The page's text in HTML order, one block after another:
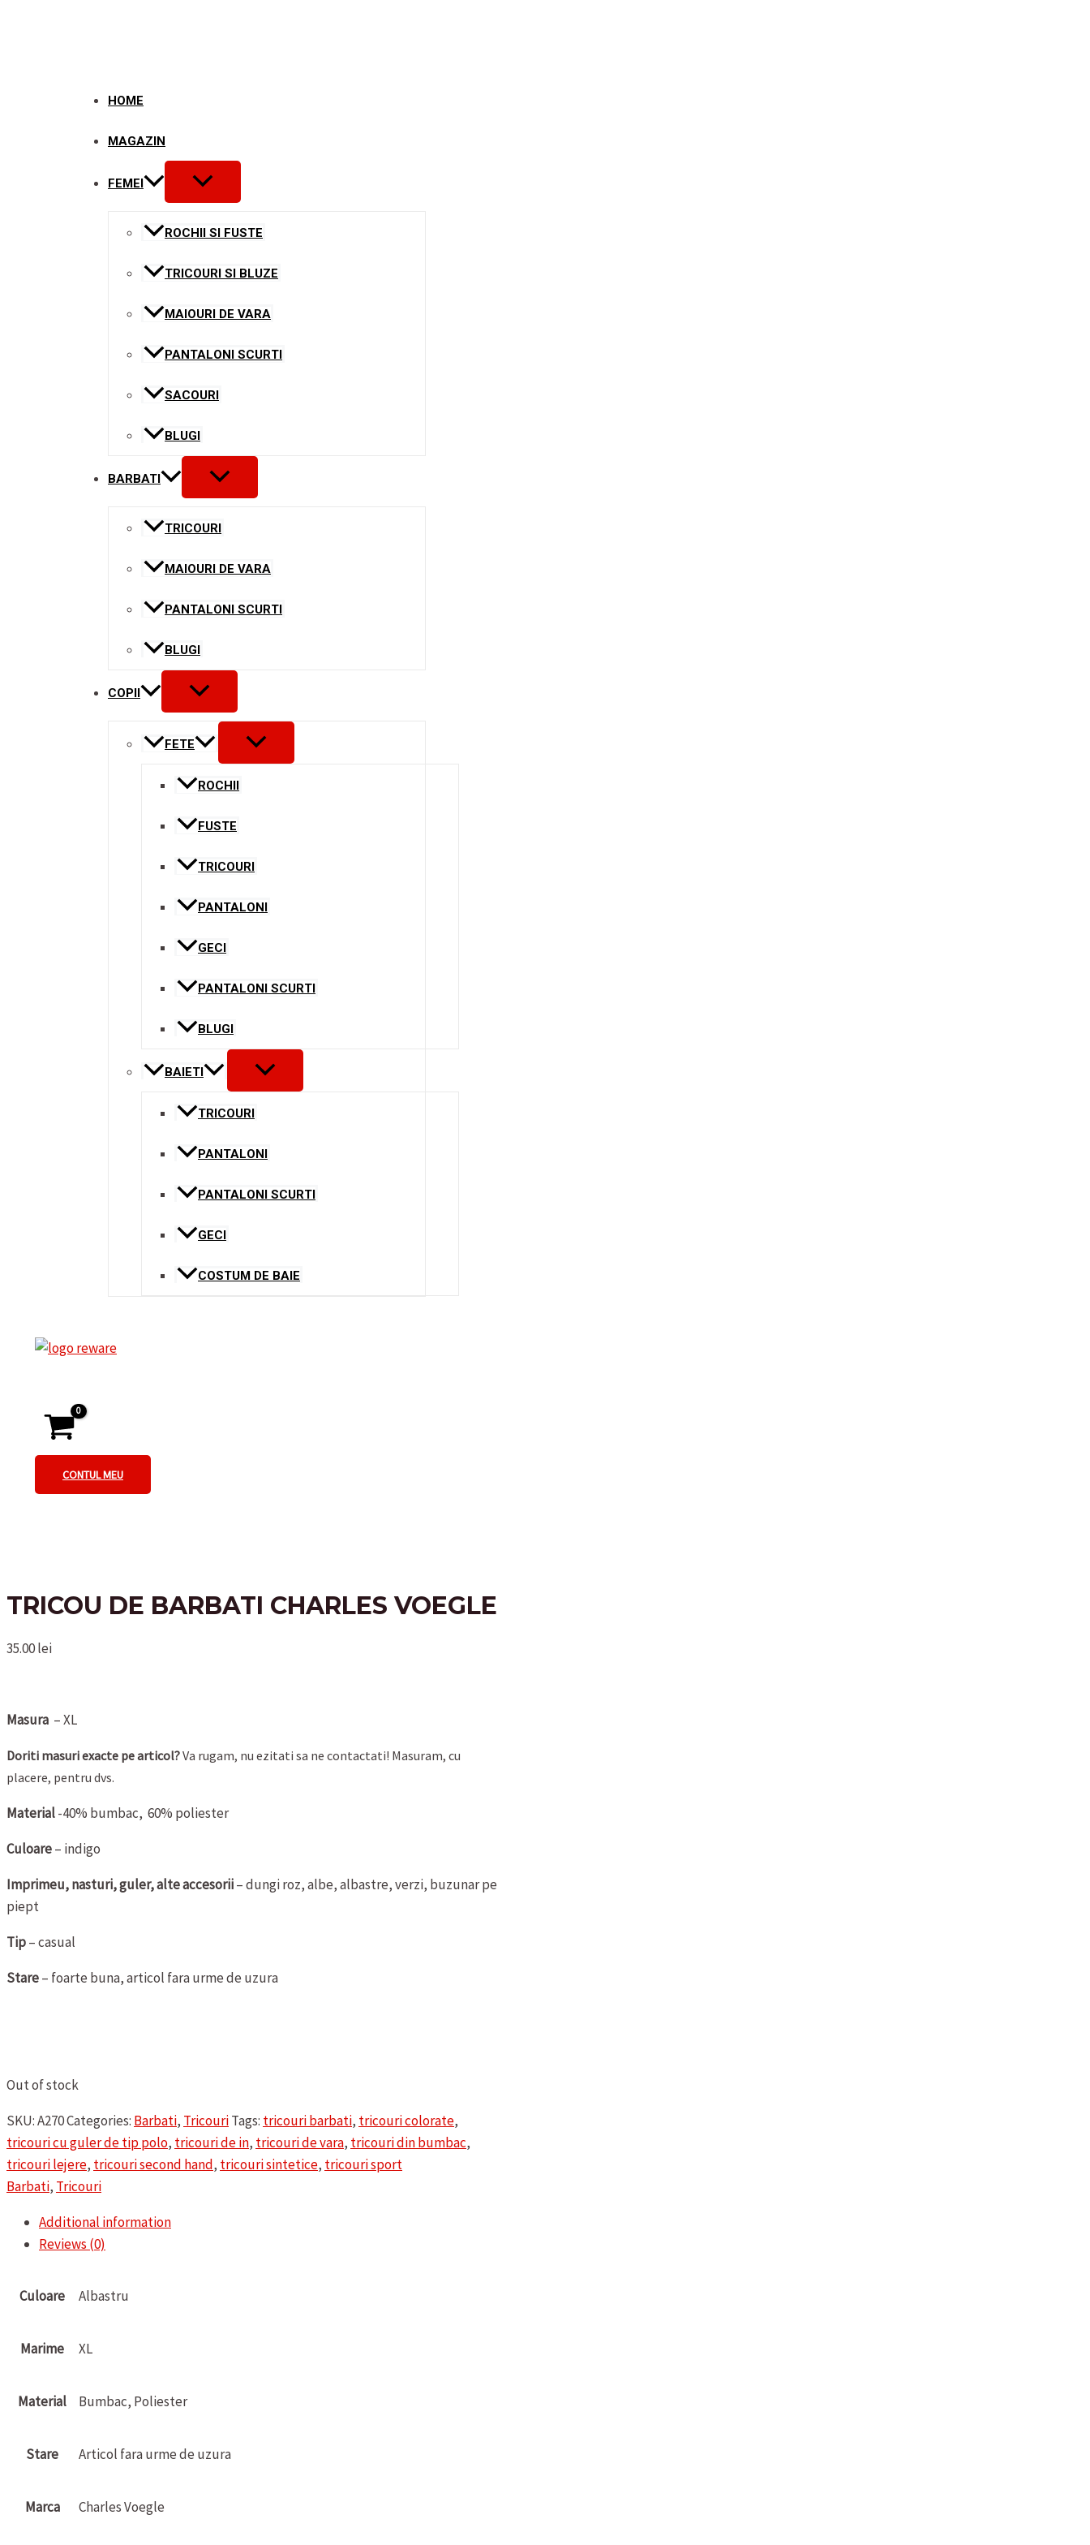
HOME
MAGAZIN
FEMEI
MENU
TOGGLE
ROCHII SI FUSTE
TRICOURI SI BLUZE
MAIOURI DE VARA
PANTALONI SCURTI
SACOURI
BLUGI
BARBATI
MENU
TOGGLE
TRICOURI
MAIOURI DE VARA
PANTALONI SCURTI
BLUGI
COPII
MENU
TOGGLE
FETE
MENU
TOGGLE
ROCHII
FUSTE
TRICOURI
PANTALONI
GECI
PANTALONI SCURTI
BLUGI
BAIETI
MENU
TOGGLE
TRICOURI
PANTALONI
PANTALONI SCURTI
GECI
COSTUM DE BAIE
CONTUL MEU
TRICOU DE BARBATI CHARLES VOEGLE
35.00lei
Masura – XL
Doriti masuri exacte pe articol?Va rugam, nu ezitati sa ne contactati! Masuram, cu
placere, pentru dvs.
Material-40% bumbac, 60% poliester
Culoare– indigo
Imprimeu, nasturi, guler, alte accesorii– dungi roz, albe, albastre, verzi, buzunar pe
piept
Tip– casual
Stare– foarte buna, articol fara urme de uzura
Out of stock
SKU:A270Categories: Barbati, TricouriTags: tricouri barbati, tricouri colorate,
tricouri cu guler de tip polo, tricouri de in, tricouri de vara, tricouri din bumbac,
tricouri lejere, tricouri second hand, tricouri sintetice, tricouri sport
Barbati, Tricouri
Additional information
Reviews (0)
Culoare Albastru
Marime XL
Material Bumbac, Poliester
Stare Articol fara urme de uzura
Marca Charles Voegle